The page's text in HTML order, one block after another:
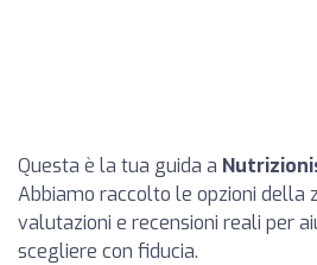
Questa è la tua guida a
Abbiamo raccolto le opzioni della
valutazioni e recensioni reali per
scegliere con fiducia.